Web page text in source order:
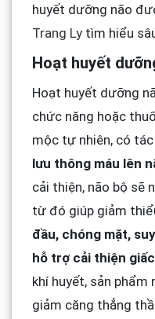
huyết dưỡng não
Trang Lytìm hiểu
Hoạt huyết
Hoạt huyết dưỡng
chức năng hoặc
mộc tự nhiên, có
lưu thông máu lên
cải thiện, não bộ sẽ
từ đó giúp giảm
đầu, chóng mặt,
hỗ trợ cải thiện
khí huyết, sản phẩm
giảm căng thẳng